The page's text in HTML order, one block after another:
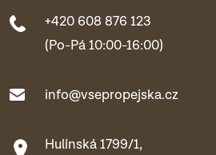
+420 608 876 123
(Po-Pá 10:00-16:00)
info@vsepropejska.cz
Hulínská 1799/1,